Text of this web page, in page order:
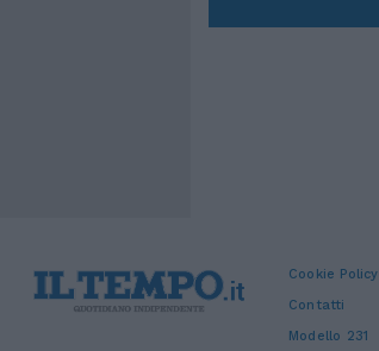
Cookie Policy
Contatti
Modello 231